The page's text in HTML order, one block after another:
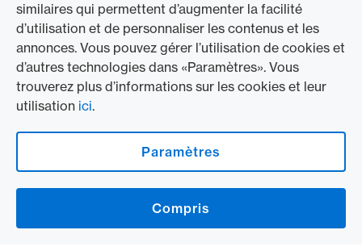
similaires qui permettent d’augmenter la facilité
d’utilisation et de personnaliser les contenus et les
annonces. Vous pouvez gérer l’utilisation de cookies et
d’autres technologies dans «Paramètres». Vous
trouverez plus d’informations sur les cookies et leur
utilisation ici.
Paramètres
Compris
ACCÉDER À L’ENTREPRISE
Swisscard AECS GmbH
American Express Mondial
Contact & Social channels
American Express Switzerland auf Facebook
American Express Switzerland on Instragram
American Express Cards, issued by Swisscard AECS GmbH, Neugasse 18, 8810
Horgen | Copyright © 2026
Conditions et informations juridiques|Protection des données|Paramètres